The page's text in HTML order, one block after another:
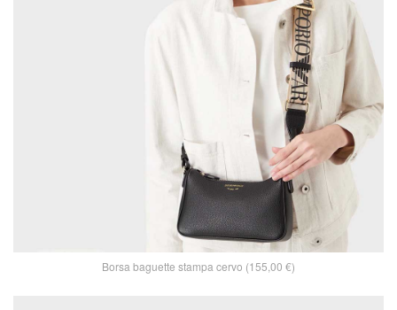
Borsa baguette stampa cervo (155,00 €)